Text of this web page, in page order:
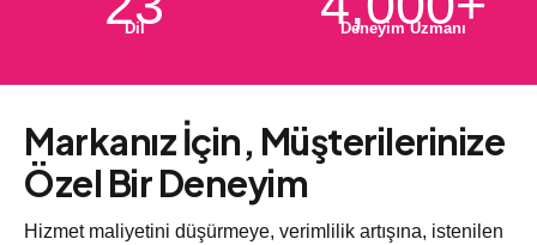
Dil Deneyim Uzmanı
Markanız İçin, Müşterilerinize
Özel Bir Deneyim
Hizmet maliyetini düşürmeye, verimlilik artışına, istenilen